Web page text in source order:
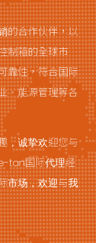
的合作伙伴，以
制箱的全球市
靠性，符合国际
、能源管理等各
，诚挚欢迎您与
tan国际代理经
市场，欢迎与我